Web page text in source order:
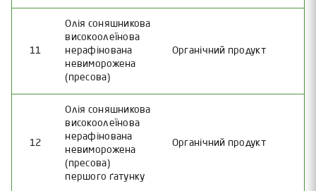
11
Олія соняшникова
високоолеїнова
нерафінована
невиморожена
(пресова)
Органічний продукт
12
Олія соняшникова
високоолеїнова
нерафінована
невиморожена
(пресова)
першого ґатунку
Органічний продукт